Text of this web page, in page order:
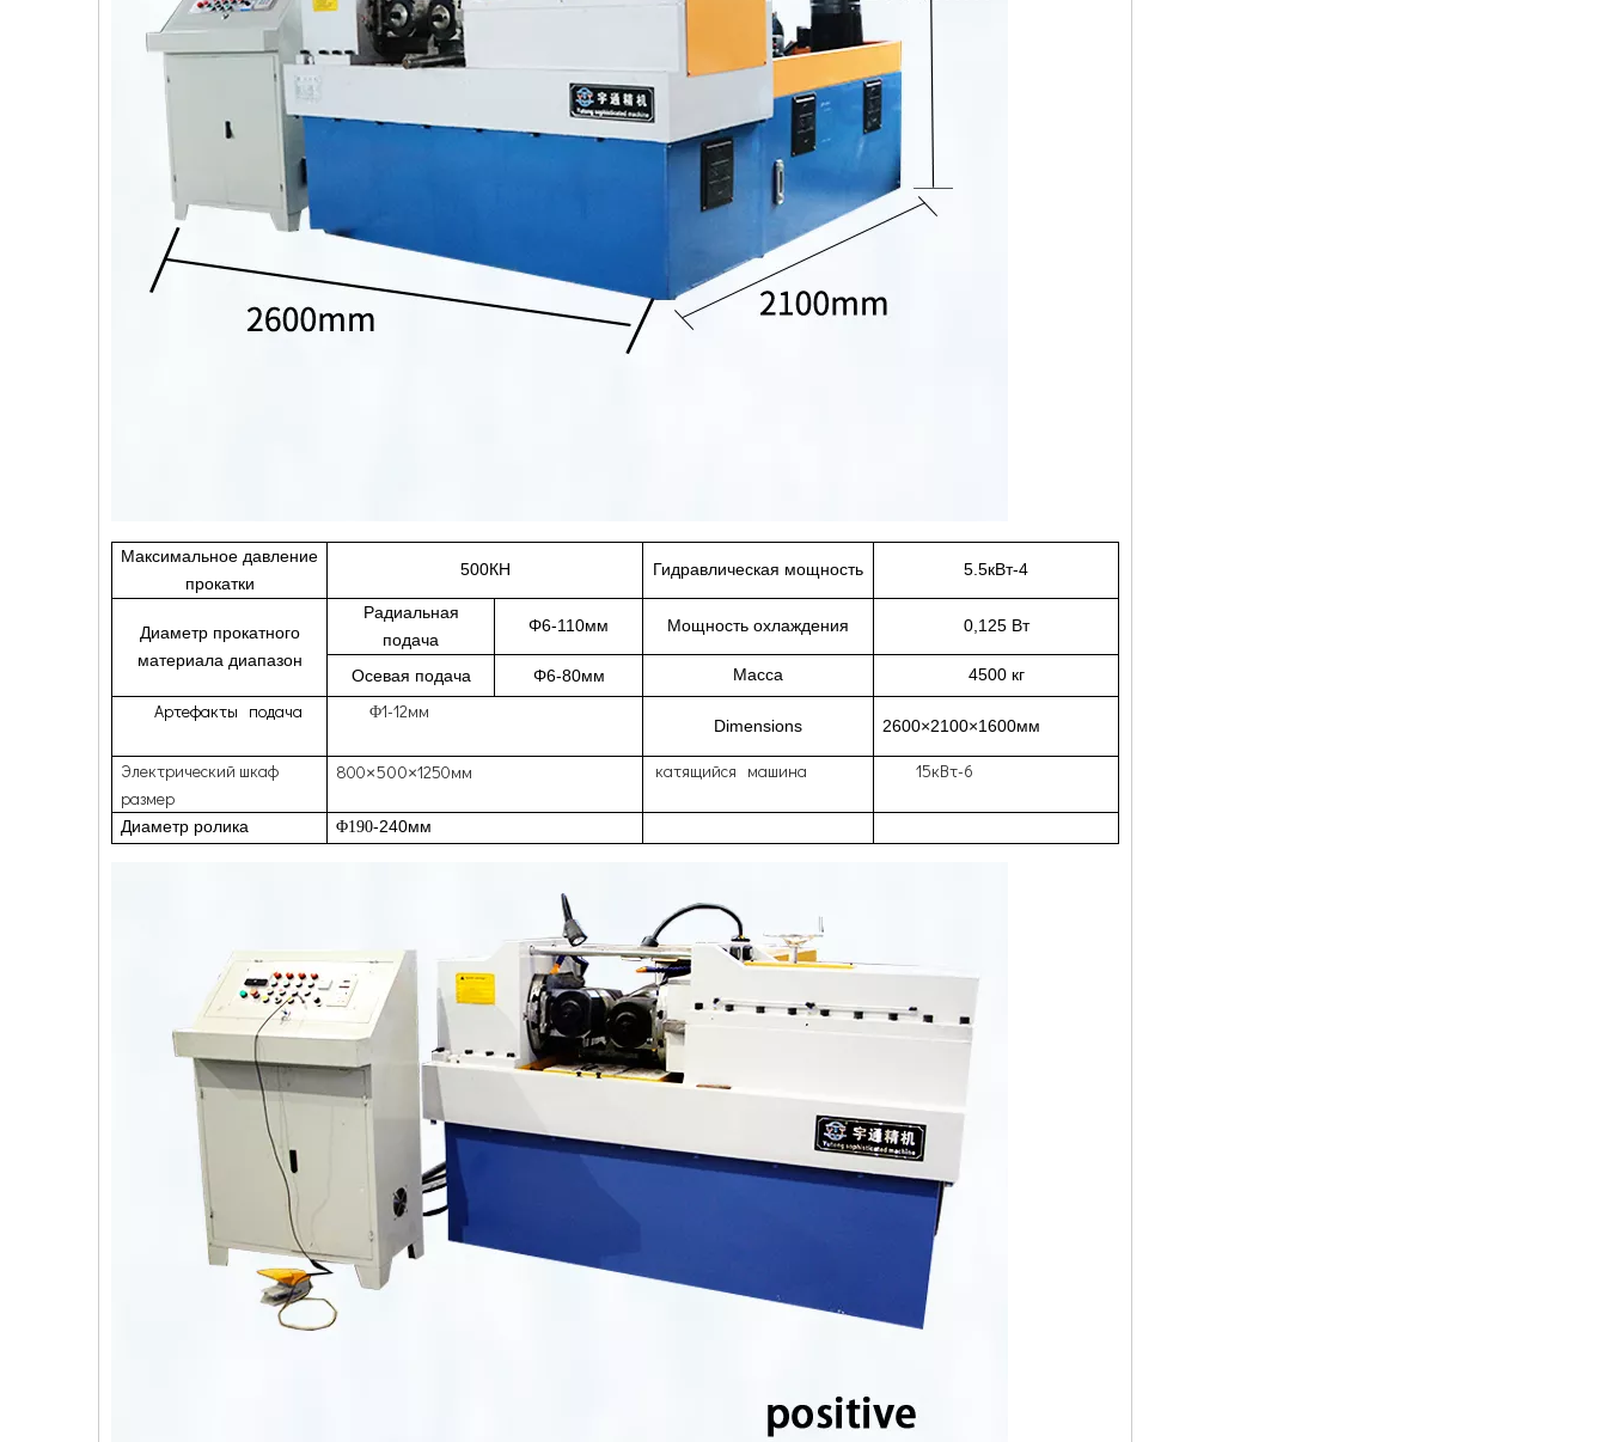
Максимальное давление
прокатки
500КН Гидравлическая мощность 5.5кВт-4
Диаметр прокатного
материаладиапазон
Радиальная
подача
Φ6-110мм Мощность охлаждения 0,125 Вт
Осевая подача Φ6-80мм Масса 4500 кг
Артефакты подача Φ1-12мм
Dimensions 2600×2100×1600мм
Электрический шкаф
размер
800×500×1250мм катящийся машина 15кВт-6
Диаметр ролика Φ190-240мм